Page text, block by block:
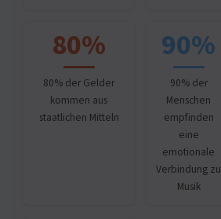
80%
80% der Gelder
kommen aus
staatlichen Mitteln
90%
90% der
Menschen
empfinden
eine
emotionale
Verbindung zu
Musik